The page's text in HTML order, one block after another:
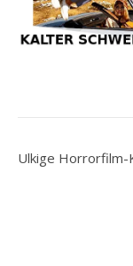
Ulkige Horrorfilm-